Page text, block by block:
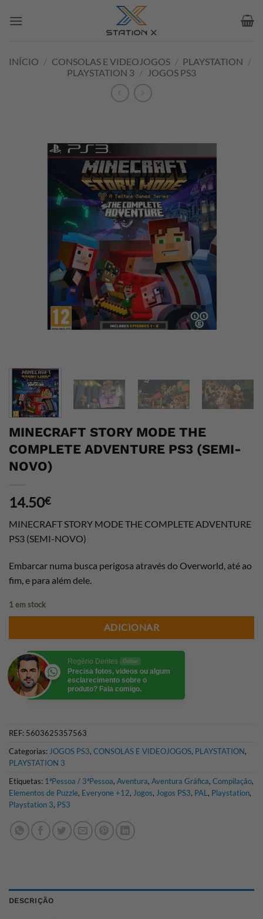
INÍCIO / CONSOLAS E VIDEOJOGOS / PLAYSTATION /
PLAYSTATION 3 / JOGOS PS3
MINECRAFT STORY MODE THE
COMPLETE ADVENTURE PS3 (SEMI-
NOVO)
14.50€
MINECRAFT STORY MODE THE COMPLETE ADVENTURE
PS3 (SEMI-NOVO)
Embarcar numa busca perigosa através do Overworld, até ao
fim, e para além dele.
1 em stock
ADICIONAR
Rogério Dentes Online
Precisa fotos, videos ou algum
esclarecimento sobre o
produto? Fala comigo.
REF: 5603625357563
Categorias: JOGOS PS3, CONSOLAS E VIDEOJOGOS, PLAYSTATION,
PLAYSTATION 3
Etiquetas: 1ªPessoa / 3ªPessoa, Aventura, Aventura Gráfica, Compilação,
Elementos de Puzzle, Everyone +12, Jogos, Jogos PS3, PAL , Playstation,
Playstation 3, PS3
DESCRIÇÃO